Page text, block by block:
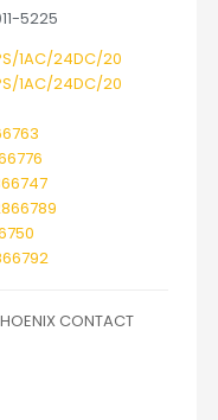
5225
1AC/24DC/20
1AC/24DC/20
CONTACT